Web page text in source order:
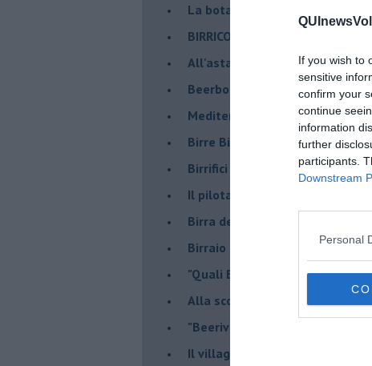
If you wish to
sensitive
confirm your
continue
information
further
participants.
Downstream
Personal
​La botanica della Birra, a Pisa il
BIRRICOLA il festival della birra
​All'asta la casa dello storico
Beerbone, la birra nata in
Mediterranea Oktoberfest, la
​Birre Bio e Gluten free: ecco le
​Birrifici in subbuglio:Mr.Malt
​Il pilota pacifista polacco che
​Birra dell’Anno 2022, i vincitori
Birraio dell’Anno 2021, vince
"Quali Birre" intervista a
​Alla scoperta del luppolo
"Beeriver" alla Stazione
Il villaggio della birra